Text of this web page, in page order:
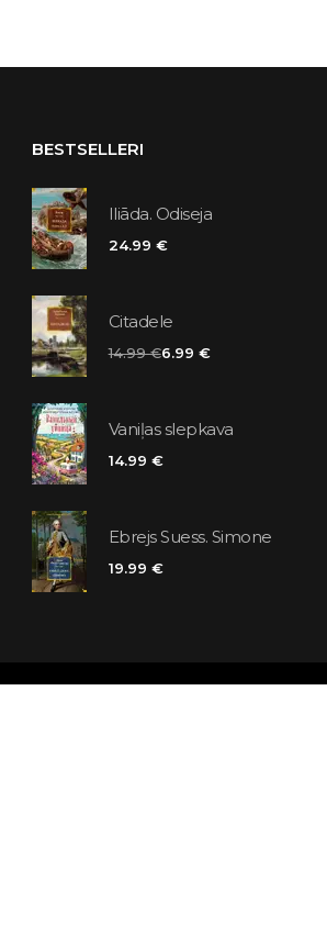
BESTSELLERI
Iliāda. Odiseja
24.99 €
Citadele
14.99 €6.99 €
Vaniļas slepkava
14.99 €
Ebrejs Suess. Simone
19.99 €